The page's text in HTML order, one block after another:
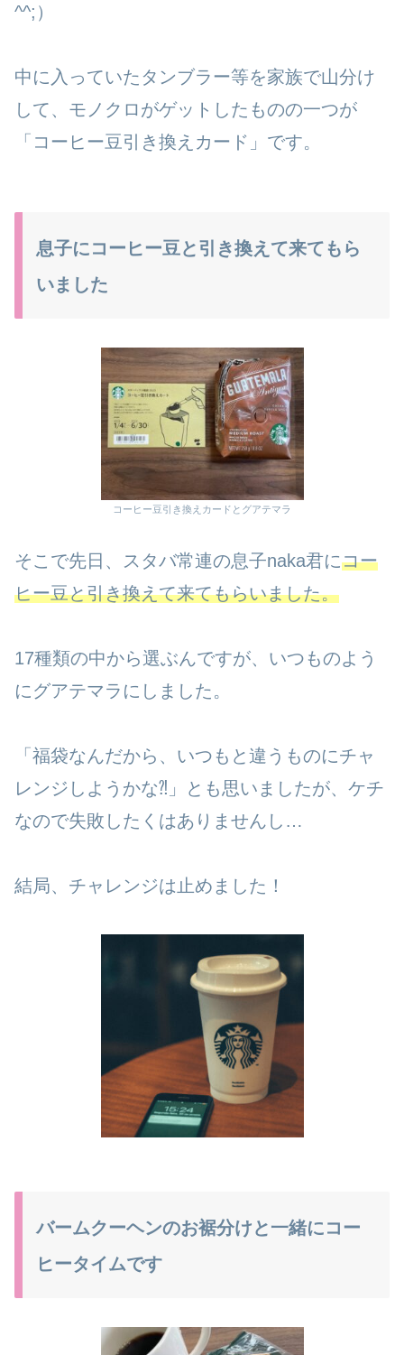
^^;）
中に入っていたタンブラー等を家族で山分け
して、モノクロがゲットしたものの一つが
「コーヒー豆引き換えカード」です。
息子にコーヒー豆と引き換えて来てもら
いました
コーヒー豆引き換えカードとグアテマラ
そこで先日、スタバ常連の息子naka君にコー
ヒー豆と引き換えて来てもらいました。
17種類の中から選ぶんですが、いつものよう
にグアテマラにしました。
「福袋なんだから、いつもと違うものにチャ
レンジしようかな⁈」とも思いましたが、ケチ
なので失敗したくはありませんし…
結局、チャレンジは止めました！
バームクーヘンのお裾分けと一緒にコー
ヒータイムです